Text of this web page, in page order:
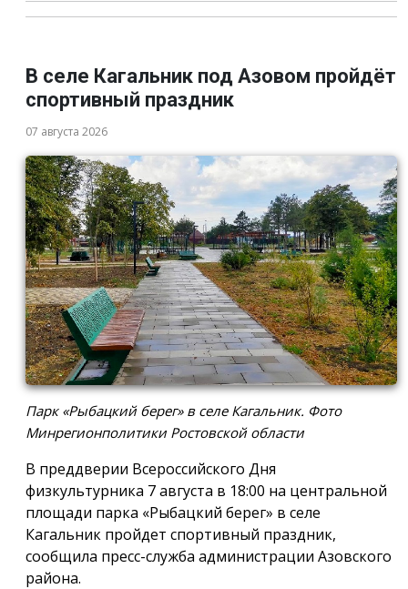
В селе Кагальник под Азовом пройдёт
спортивный праздник
07 августа 2026
Парк «Рыбацкий берег» в селе Кагальник. Фото
Минрегионполитики Ростовской области
В преддверии Всероссийского Дня
физкультурника 7 августа в 18:00 на центральной
площади парка «Рыбацкий берег» в селе
Кагальник пройдет спортивный праздник,
сообщила пресс-служба администрации Азовского
района.